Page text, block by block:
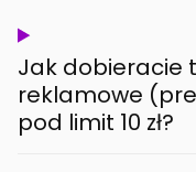
Jak dobieracie
reklamowe
pod limit 10 zł?